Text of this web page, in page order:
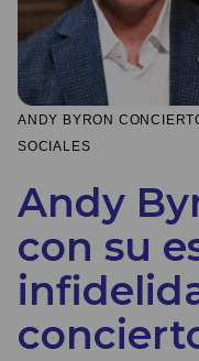
ANDY BYRON
SOCIALES
Andy
con su